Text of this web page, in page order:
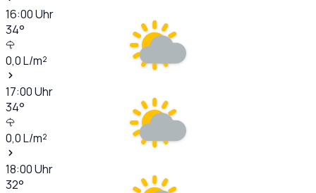
16:00Uhr
34°
0,0L/m²
17:00Uhr
34°
0,0L/m²
18:00Uhr
32°